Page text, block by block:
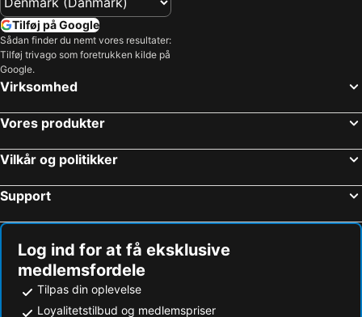
Kollund
Vejers Strand
Århus Domkirke
Blåvand Bolcher
Odense Zoo
Strand Vorupör
Rebild Festival
Thy Rock
Aalborg Zoo
Thorsminde
Grenaa Strand ved
Helgoland-Marathon
Fanø Vesterhavsbad
Hjerting Strand
Hejlsminde
Tilføj på Google
Sådan finder du nemt vores resultater:
Tilføj trivago som foretrukken kilde på
Google.
Virksomhed
Vores produkter
Vilkår og politikker
Support
Log ind for at få eksklusive
medlemsfordele
Tilpas din oplevelse
Loyalitetstilbud og medlemspriser